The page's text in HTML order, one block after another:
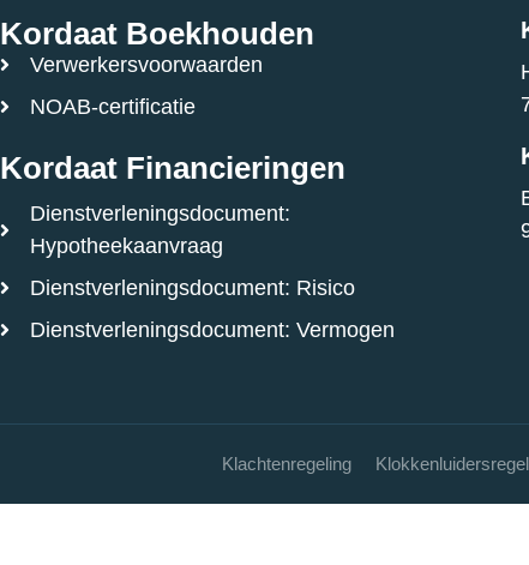
Kordaat Boekhouden
Verwerkersvoorwaarden
NOAB-certificatie
Kordaat Financieringen
Dienstverleningsdocument:
Hypotheekaanvraag
Dienstverleningsdocument: Risico
Dienstverleningsdocument: Vermogen
Klachtenregeling